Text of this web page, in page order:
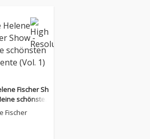
Fischer Sh
schönsten
(Vol. 1)
Fischer